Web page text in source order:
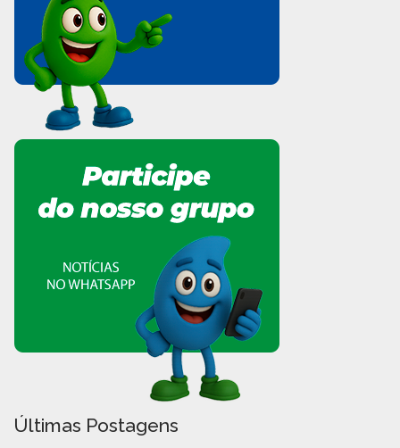
Últimas Postagens